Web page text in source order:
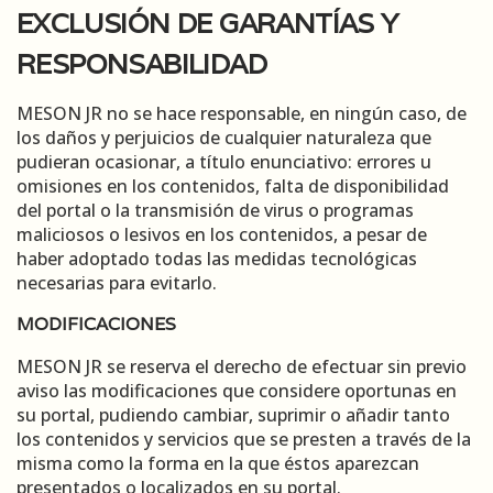
EXCLUSIÓN DE GARANTÍAS Y
RESPONSABILIDAD
MESON JR no se hace responsable, en ningún caso, de
los daños y perjuicios de cualquier naturaleza que
pudieran ocasionar, a título enunciativo: errores u
omisiones en los contenidos, falta de disponibilidad
del portal o la transmisión de virus o programas
maliciosos o lesivos en los contenidos, a pesar de
haber adoptado todas las medidas tecnológicas
necesarias para evitarlo.
MODIFICACIONES
MESON JR se reserva el derecho de efectuar sin previo
aviso las modificaciones que considere oportunas en
su portal, pudiendo cambiar, suprimir o añadir tanto
los contenidos y servicios que se presten a través de la
misma como la forma en la que éstos aparezcan
presentados o localizados en su portal.